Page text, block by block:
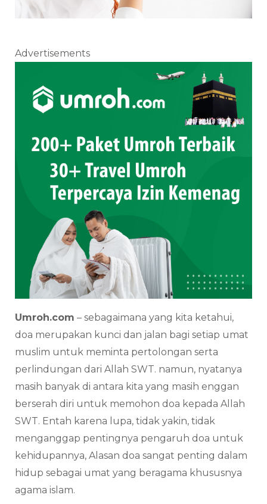
Advertisements
Umroh.com – sebagaimana yang kita ketahui,
doa merupakan kunci dan jalan bagi setiap umat
muslim untuk meminta pertolongan serta
perlindungan dari Allah SWT. namun, nyatanya
masih banyak di antara kita yang masih enggan
berserah diri untuk memohon doa kepada Allah
SWT. Entah karena lupa, tidak yakin, tidak
menganggap pentingnya pengaruh doa untuk
kehidupannya, Alasan doa sangat penting dalam
hidup sebagai umat yang beragama khususnya
agama islam.